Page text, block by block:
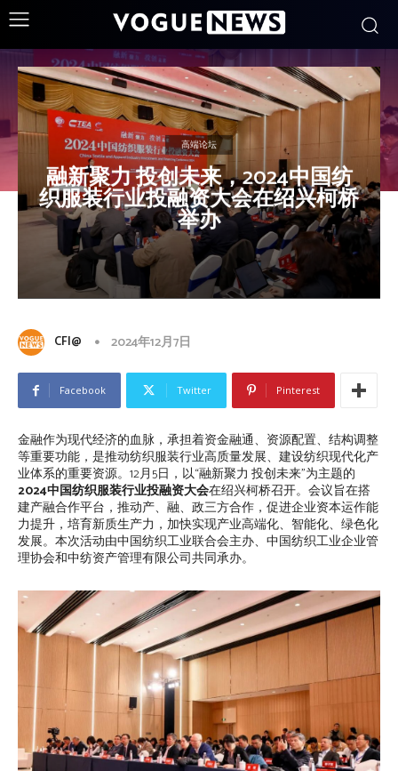
高端论坛
融新聚力 投创未来，2024中国纺
织服装行业投融资大会在绍兴柯桥
举办
CFI@ 2024年12月7日
Facebook Twitter Pinterest
金融作为现代经济的血脉，承担着资金融通、资源配置、结构调整
等重要功能，是推动纺织服装行业高质量发展、建设纺织现代化产
业体系的重要资源。12月5日，以“融新聚力 投创未来”为主题的
2024中国纺织服装行业投融资大会在绍兴柯桥召开。会议旨在搭
建产融合作平台，推动产、融、政三方合作，促进企业资本运作能
力提升，培育新质生产力，加快实现产业高端化、智能化、绿色化
发展。本次活动由中国纺织工业联合会主办、中国纺织工业企业管
理协会和中纺资产管理有限公司共同承办。